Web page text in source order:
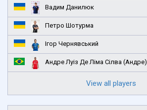
Вадим Данилюк
Петро Шотурма
Ігор Чернявський
Андре Луіз Де Ліма Сілва (Андре)
View all players